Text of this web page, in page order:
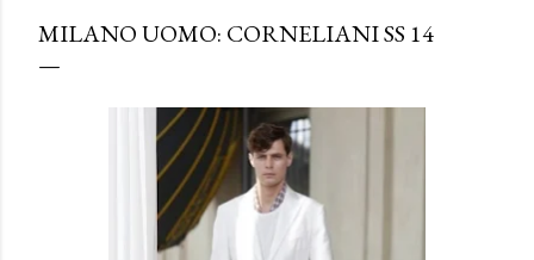
MILANO UOMO: CORNELIANI SS 14